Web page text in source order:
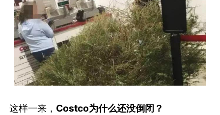
这样一来， Costco为什么还没倒闭？